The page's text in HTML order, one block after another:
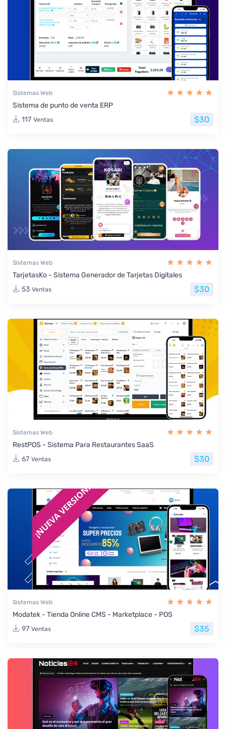
Sistemas Web
Sistema de punto de venta ERP
117 Ventas $30
Sistemas Web
TarjetasKo - Sistema Generador de Tarjetas Digitales
53 Ventas $30
Sistemas Web
RestPOS - Sistema Para Restaurantes SaaS
67 Ventas $30
Sistemas Web
Modatek - Tienda Online CMS - Marketplace - POS
97 Ventas $35